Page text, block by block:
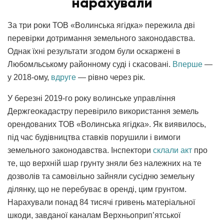
За три роки ТОВ «Волинська ягідка» пережила дві
перевірки дотримання земельного законодавства.
Однак їхні результати згодом були оскаржені в
Любомльському районному суді і скасовані. Вперше —
у 2018-ому, вдруге — рівно через рік.
У березні 2019-го року волинське управління
Держгеокадастру перевірило використання земель
орендованих ТОВ «Волинська ягідка». Як виявилось,
під час будівництва ставків порушили і вимоги
земельного законодавства. Інспектори склали акт про
те, що верхній шар грунту зняли без належних на те
дозволів та самовільно зайняли сусідню земельну
ділянку, що не перебуває в оренді, цим грунтом.
Нарахували понад 84 тисячі гривень матеріальної
шкоди, завданої каналам Верхньоприп’ятської